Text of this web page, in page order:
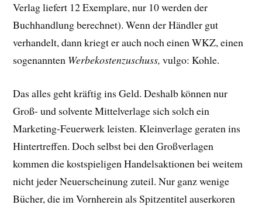
Verlag liefert 12 Exemplare, nur 10 werden der
Buchhandlung berechnet). Wenn der Händler gut
verhandelt, dann kriegt er auch noch einen WKZ, einen
sogenannten Werbekostenzuschuss,vulgo: Kohle.
Das alles geht kräftig ins Geld. Deshalb können nur
Groß- und solvente Mittelverlage sich solch ein
Marketing-Feuerwerk leisten. Kleinverlage geraten ins
Hintertreffen. Doch selbst bei den Großverlagen
kommen die kostspieligen Handelsaktionen bei weitem
nicht jeder Neuerscheinung zuteil. Nur ganz wenige
Bücher, die im Vornherein als Spitzentitel auserkoren